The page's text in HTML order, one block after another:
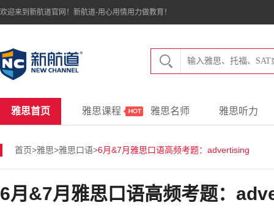
欢迎来到新航道官网！新航道-用心用情用力做教育！
雅思首页 雅思课程 雅思名师 雅思听力
首页>雅思>雅思口语>6月&7月雅思口语高频考题：advertising
6月&7月雅思口语高频考题：